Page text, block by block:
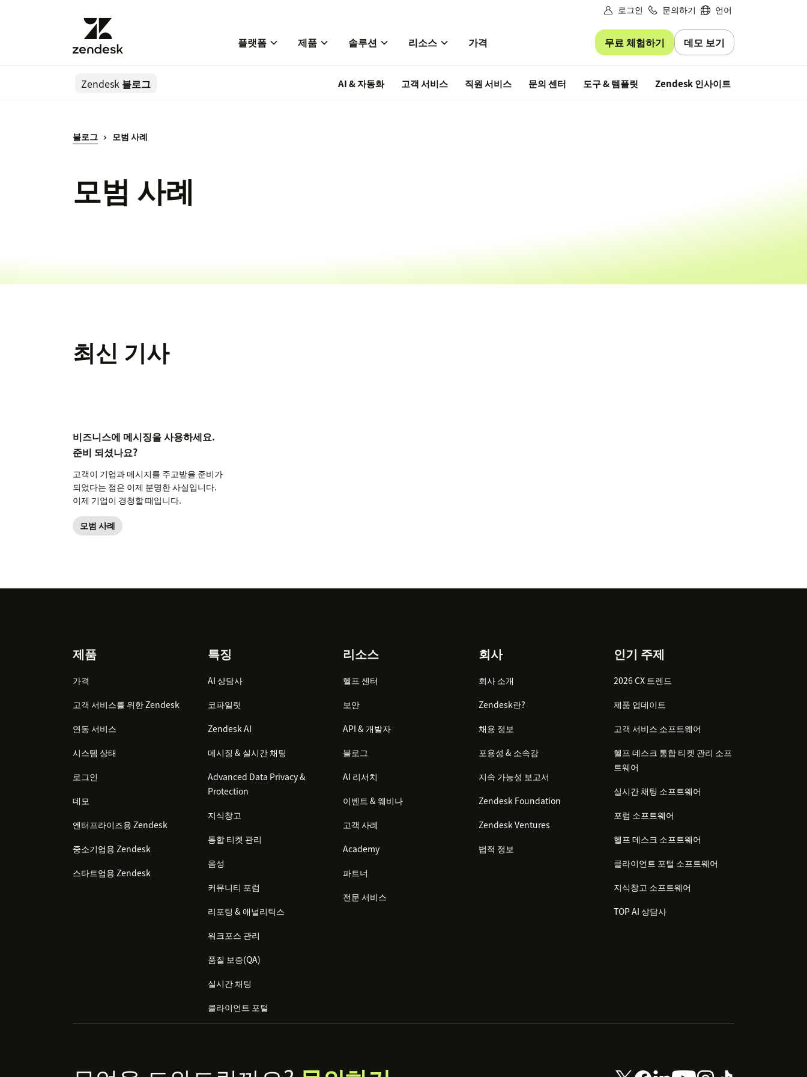
로그인 문의하기 언어
플랫폼 제품 솔루션 리소스 가격 무료 체험하기 데모 보기
Zendesk 블로그 AI & 자동화 고객 서비스 직원 서비스 문의 센터 도구 & 템플릿 Zendesk 인사이트
블로그 모범 사례
모범 사례
최신 기사
비즈니스에 메시징을 사용하세요.
준비 되셨나요?
고객이 기업과 메시지를 주고받을 준비가
되었다는 점은 이제 분명한 사실입니다.
이제 기업이 경청할 때입니다.
모범 사례
제품
가격
고객 서비스를 위한 Zendesk
연동 서비스
시스템 상태
로그인
데모
엔터프라이즈용 Zendesk
중소기업용 Zendesk
스타트업용 Zendesk
특징
AI 상담사
코파일럿
Zendesk AI
메시징 & 실시간 채팅
Advanced Data Privacy &
Protection
지식창고
통합 티켓 관리
음성
커뮤니티 포럼
리포팅 & 애널리틱스
워크포스 관리
품질 보증(QA)
실시간 채팅
클라이언트 포털
리소스
헬프 센터
보안
API & 개발자
블로그
AI 리서치
이벤트 & 웨비나
고객 사례
Academy
파트너
전문 서비스
회사
회사 소개
Zendesk란?
채용 정보
포용성 & 소속감
지속 가능성 보고서
Zendesk Foundation
Zendesk Ventures
법적 정보
인기 주제
2026 CX 트렌드
제품 업데이트
고객 서비스 소프트웨어
헬프 데스크 통합 티켓 관리 소프
트웨어
실시간 채팅 소프트웨어
포럼 소프트웨어
헬프 데스크 소프트웨어
클라이언트 포털 소프트웨어
지식창고 소프트웨어
TOP AI 상담사